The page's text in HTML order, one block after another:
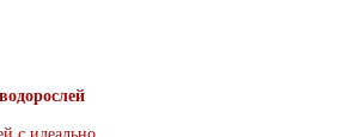
с идеально